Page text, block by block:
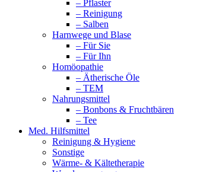
– Pflaster
– Reinigung
– Salben
Harnwege und Blase
– Für Sie
– Für Ihn
Homöopathie
– Ätherische Öle
– TEM
Nahrungsmittel
– Bonbons & Fruchtbären
– Tee
Med. Hilfsmittel
Reinigung & Hygiene
Sonstige
Wärme- & Kältetherapie